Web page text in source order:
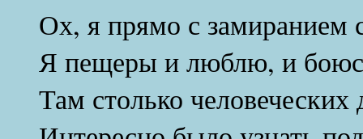
Ох, я прямо с замиранием
Я пещеры и люблю, и
Там столько человеческих